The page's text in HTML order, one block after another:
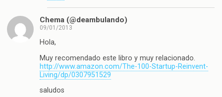
Chema (@deambulando)
09/01/2013
Hola,
Muy recomendado este libro y muy relacionado.
http://www.amazon.com/The-100-Startup-Reinvent-
Living/dp/0307951529
saludos